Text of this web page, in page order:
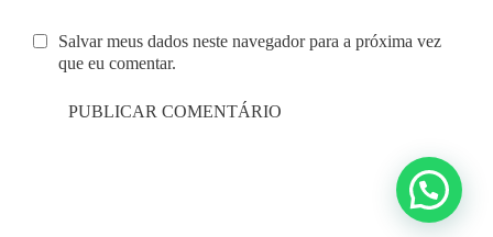
Salvar meus dados neste navegador para a próxima vez
que eu comentar.